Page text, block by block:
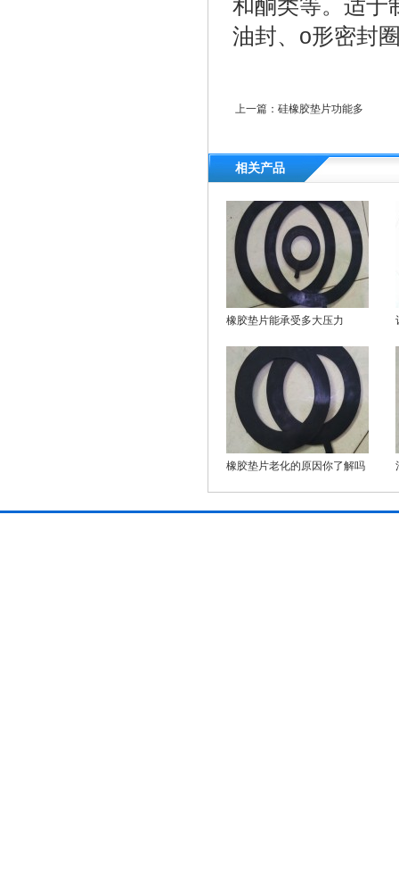
和酮类等。适于
油封、o形密封
上一篇： 硅橡胶垫片功能多
相关产品
橡胶垫片能承受多大压力
橡胶垫片老化的原因你了解吗